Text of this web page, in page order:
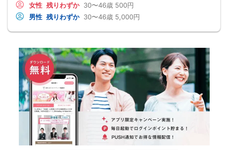
女性 残りわずか 30〜46歳 500円
男性 残りわずか 30〜46歳 5,000円